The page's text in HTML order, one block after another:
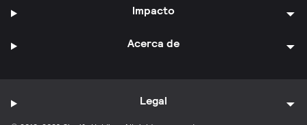
Impacto
Acerca de
Legal